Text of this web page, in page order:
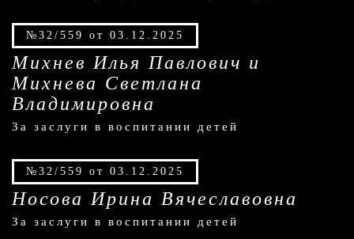
№32/559 от 03.12.2025
Михнев Илья Павлович и
Михнева Светлана
Владимировна
За заслуги в воспитании детей
№32/559 от 03.12.2025
Носова Ирина Вячеславовна
За заслуги в воспитании детей